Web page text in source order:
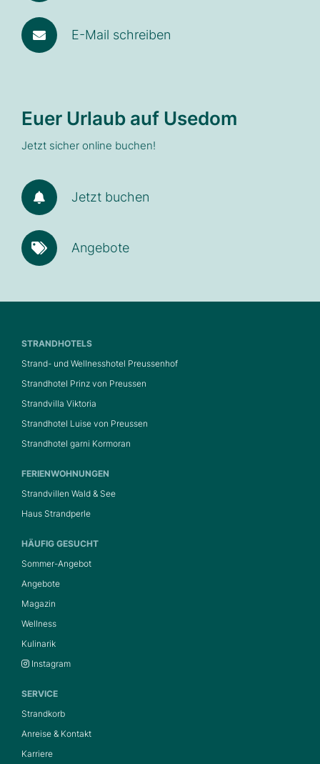
E-Mail schreiben
Euer Urlaub auf Usedom
Jetzt sicher online buchen!
Jetzt buchen
Angebote
STRANDHOTELS
Strand- und Wellnesshotel Preussenhof
Strandhotel Prinz von Preussen
Strandvilla Viktoria
Strandhotel Luise von Preussen
Strandhotel garni Kormoran
FERIENWOHNUNGEN
Strandvillen Wald & See
Haus Strandperle
HÄUFIG GESUCHT
Sommer-Angebot
Angebote
Magazin
Wellness
Kulinarik
Instagram
SERVICE
Strandkorb
Anreise & Kontakt
Karriere